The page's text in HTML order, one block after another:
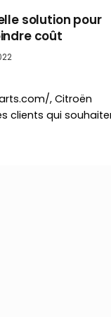
solution pour
coût
, Citroën
clients qui